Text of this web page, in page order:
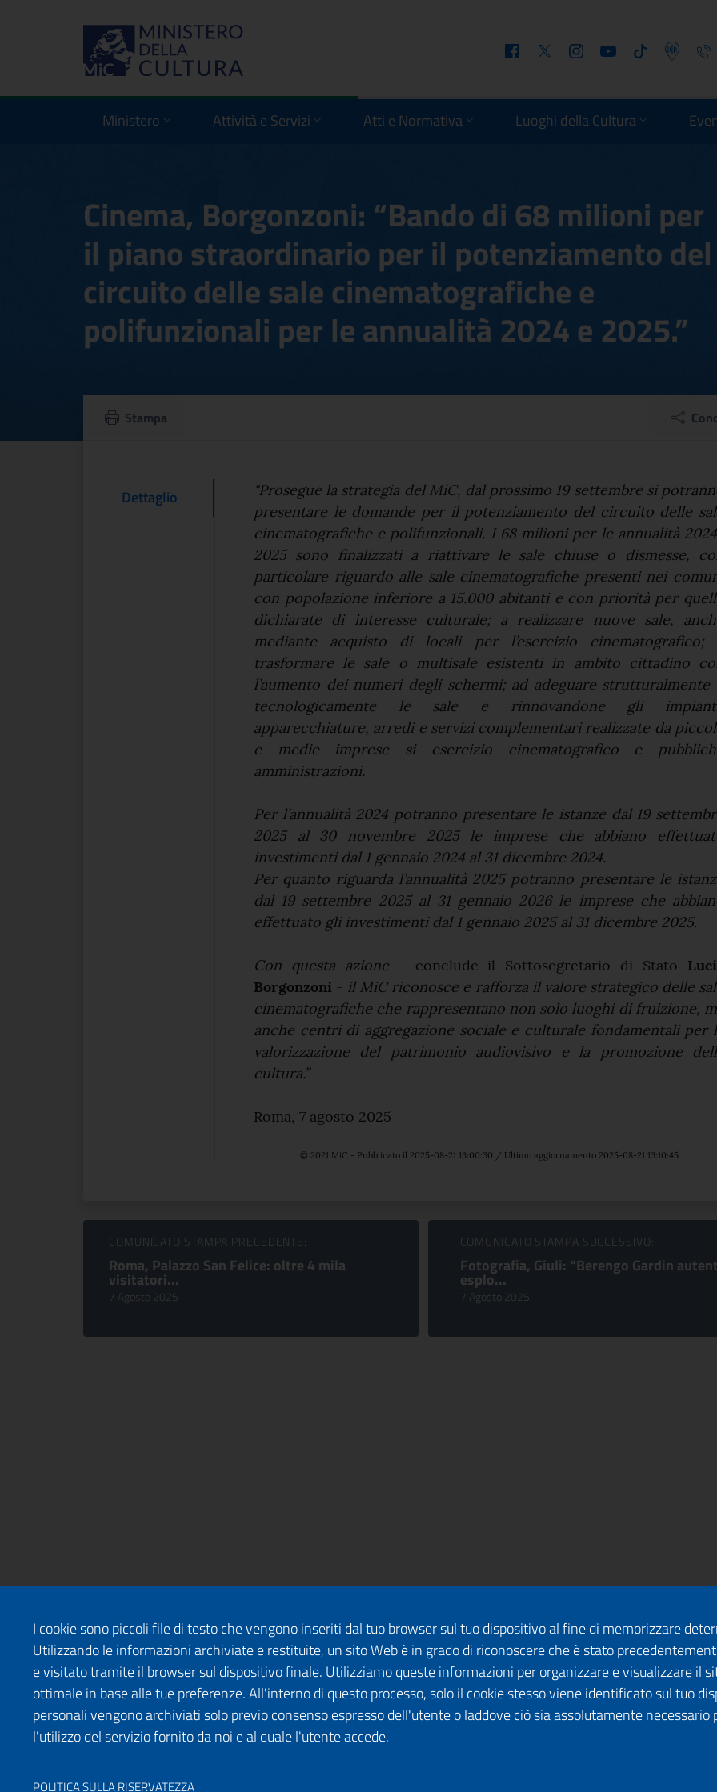
FacebookTwitter InstagramYoutube Tiktok Podcast
Ministero Attività e Servizi Atti e Normativa Luoghi della Cultura
Cinema, Borgonzoni: “Bando di 68 milioni per
il piano straordinario per il potenziamento del
circuito delle sale cinematografiche e
polifunzionali per le annualità 2024 e 2025.”
Cinema, Borgonzoni: “Bando di 68
Stampa
Contenuto Del
Dettaglio Testo del comunicato
"Prosegue la strategia del MiC, dal prossimo 19 settembre si
presentare le domande per il potenziamento del circuito delle
cinematografiche e polifunzionali. I 68 milioni per le annualità
2025 sono finalizzati a riattivare le sale chiuse o dismesse,
particolare riguardo alle sale cinematografiche presenti nei
con popolazione inferiore a 15.000 abitanti e con priorità per
dichiarate di interesse culturale; a realizzare nuove sale,
mediante acquisto di locali per l’esercizio cinematografico;
trasformare le sale o multisale esistenti in ambito cittadino
l’aumento dei numeri degli schermi; ad adeguare strutturalmente
tecnologicamente le sale e rinnovandone gli
apparecchiature, arredi e servizi complementari realizzate da
e medie imprese si esercizio cinematografico e
amministrazioni.
Per l’annualità 2024 potranno presentare le istanze dal 19
2025 al 30 novembre 2025 le imprese che abbiano
investimenti dal 1 gennaio 2024 al 31 dicembre 2024.
Per quanto riguarda l’annualità 2025 potranno presentare le
dal 19 settembre 2025 al 31 gennaio 2026 le imprese che
effettuato gli investimenti dal 1 gennaio 2025 al 31 dicembre 2025.
Con questa azione- conclude il Sottosegretario di Stato
Borgonzoni - il MiC riconosce e rafforza il valore strategico delle
cinematografiche che rappresentano non solo luoghi di fruizione,
anche centri di aggregazione sociale e culturale fondamentali per
valorizzazione del patrimonio audiovisivo e la promozione
cultura.”
Roma, 7 agosto 2025
© 2021 MiC - Pubblicato il 2025-08-21 13:00:30 / Ultimo aggiornamento 2025-08-21 13:10:45
Sfoglia comunicati
COMUNICATO STAMPA PRECEDENTE:
Roma, Palazzo San Felice: oltre 4 mila
visitatori...
7 Agosto 2025
COMUNICATO STAMPA SUCCESSIVO:
Fotografia, Giuli: “Berengo Gardin
esplo...
7 Agosto 2025
I cookie sono piccoli file di testo che vengono inseriti dal tuo browser sul tuo dispositivo al fine di memorizzare
Utilizzando le informazioni archiviate e restituite, un sito Web è in grado di riconoscere che è stato
e visitato tramite il browser sul dispositivo finale. Utilizziamo queste informazioni per organizzare e visualizzare il
ottimale in base alle tue preferenze. All'interno di questo processo, solo il cookie stesso viene identificato sul tuo
personali vengono archiviati solo previo consenso espresso dell'utente o laddove ciò sia assolutamente necessario
l'utilizzo del servizio fornito da noi e al quale l'utente accede.
POLITICA SULLA RISERVATEZZA